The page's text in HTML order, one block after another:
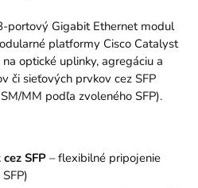
portový Gigabit Ethernet modul
platformy Cisco Catalyst
optické uplinky, agregáciu a
či sieťových prvkov cez SFP
MM podľa zvoleného SFP).
SFP – flexibilné pripojenie